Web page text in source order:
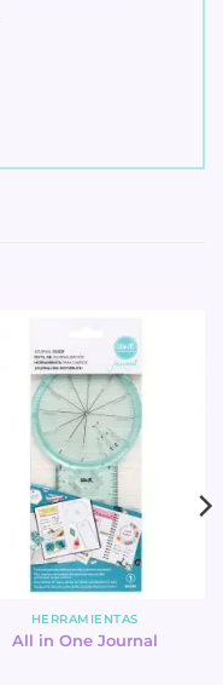
HERRAMIENTAS
All in One Journal